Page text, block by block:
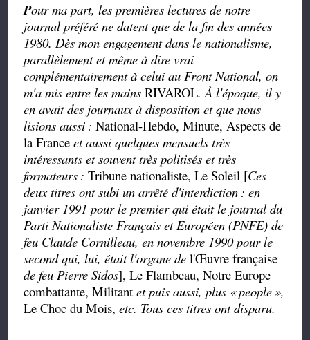
Pour ma part, les premières lectures de notre
journal préféré ne datent que de la fin des années
1980. Dès mon engagement dans le nationalisme,
parallèlement et même à dire vrai
complémentairement à celui au Front National, on
m'a mis entre les mainsRIVAROL. À l'époque, il y
en avait des journaux à disposition et que nous
lisions aussi :National-Hebdo, Minute, Aspects de
la Franceet aussi quelques mensuels très
intéressants et souvent très politisés et très
formateurs : Tribune nationaliste, Le Soleil [Ces
deux titres ont subi un arrêté d'interdiction : en
janvier 1991 pour le premier qui était le journal du
Parti Nationaliste Français et Européen (PNFE) de
feu Claude Cornilleau, en novembre 1990 pour le
second qui, lui, était l'organe del'Œuvre française
de feu Pierre Sidos], Le Flambeau, Notre Europe
combattante, Militantet puis aussi, plus «people»,
Le Choc du Mois,etc. Tous ces titres ont disparu.